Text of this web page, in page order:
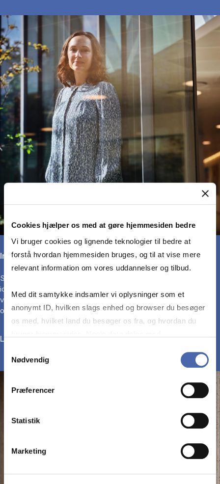
Cookies hjælper os med at gøre hjemmesiden bedre
Vi bruger cookies og lignende teknologier til bedre at
forstå hvordan hjemmesiden bruges, og til at vise mere
relevant information om vores uddannelser og tilbud.
Med dit samtykke indsamler vi oplysninger som et
anonymt ID, hvilken slags enhed og browser du besøger
os med, hvilket land du besøger os fra, og hvordan du
markedsføring. Du bestemmer selv - og kan altid trække
Nødvendig
Præferencer
Statistik
Marketing
Innovation
Styrk dine kompetencer til at skabe strategisk fornyelse og få
idéer til at blive til virkelighed. Specialiseringen giver dig
værktøjer til at analysere muligheder, lede udviklingsprocesser
og sikre implementering.
Læs mere